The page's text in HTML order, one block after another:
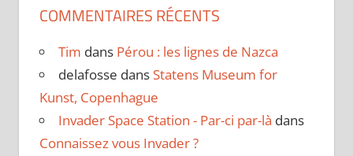
COMMENTAIRES RÉCENTS
Tim dans Pérou : les lignes de Nazca
delafosse dans Statens Museum for
Kunst, Copenhague
Invader Space Station - Par-ci par-là dans
Connaissez vous Invader ?